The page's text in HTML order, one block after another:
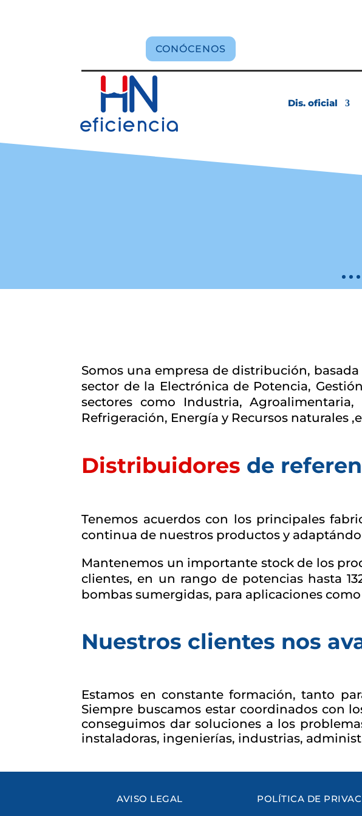
CONÓCENOS
Dis. oficial
Somos una empresa de distribución,
sector de la Electrónica de Potencia,
sectores como Industria,
Refrigeración, Energía y Recursos naturales
Distribuidores de
Tenemos acuerdos con los principales
continua de nuestros productos y
Mantenemos un importante stock de los
clientes, en un rango de potencias hasta
bombas sumergidas, para aplicaciones
Nuestros clientes nos
Estamos en constante formación, tanto
Siempre buscamos estar coordinados con
conseguimos dar soluciones a los
instaladoras, ingenierías, industrias,
AVISO LEGAL POLÍTICA DE